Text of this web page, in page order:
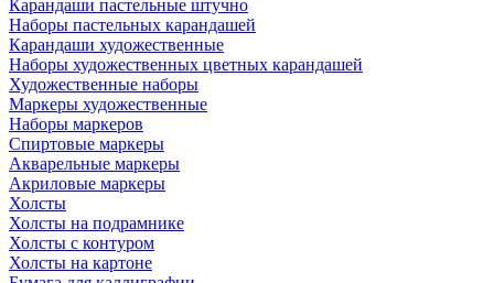
Карандаши пастельные штучно
Наборы пастельных карандашей
Карандаши художественные
Наборы художественных цветных карандашей
Художественные наборы
Маркеры художественные
Наборы маркеров
Спиртовые маркеры
Акварельные маркеры
Акриловые маркеры
Холсты
Холсты на подрамнике
Холсты с контуром
Холсты на картоне